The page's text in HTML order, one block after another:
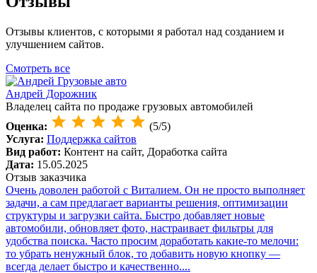
Отзывы клиентов, с которыми я работал над созданием и
улучшением сайтов.
Смотреть все
Андрей Дорожник
Владелец сайта по продаже грузовых автомобилей
Оценка:
(5/5)
Услуга: Поддержка сайтов
Вид работ: Контент на сайт, Доработка сайта
Дата: 15.05.2025
Отзыв заказчика
Очень доволен работой с Виталием. Он не просто выполняет
задачи, а сам предлагает варианты решения, оптимизации
структуры и загрузки сайта. Быстро добавляет новые
автомобили, обновляет фото, настраивает фильтры для
удобства поиска. Часто просим доработать какие-то мелочи:
то убрать ненужный блок, то добавить новую кнопку —
всегда делает быстро и качественно....